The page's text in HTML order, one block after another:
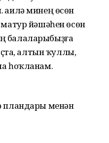
минең өсөн
йәшәһен өсөн
балаларыбыҙға
алтын ҡуллы,
һоҡланам.
пландары менән